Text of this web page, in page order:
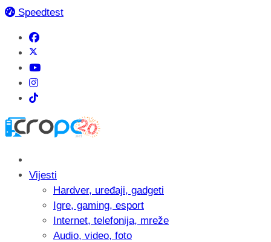
Speedtest
Vijesti
Hardver, uređaji, gadgeti
Igre, gaming, esport
Internet, telefonija, mreže
Audio, video, foto